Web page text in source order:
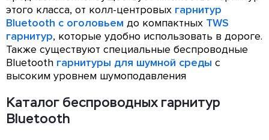
этого класса, от колл-центровых гарнитур
Bluetooth с оголовьем до компактных TWS
гарнитур, которые удобно использовать в дороге.
Также существуют специальные беспроводные
Bluetooth гарнитуры для шумной среды с
высоким уровнем шумоподавления
Каталог беспроводных гарнитур
Bluetooth